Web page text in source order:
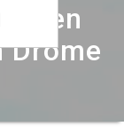
Drôme